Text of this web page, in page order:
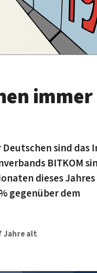
immer
sind das
BITKOM
dieses
gegenüber dem
Jahre alt.